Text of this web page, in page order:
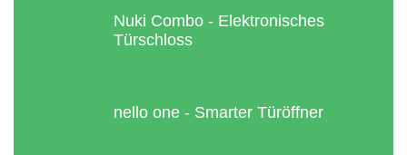
Nuki Combo - Elektronisches
Türschloss
nello one - Smarter Türöffner